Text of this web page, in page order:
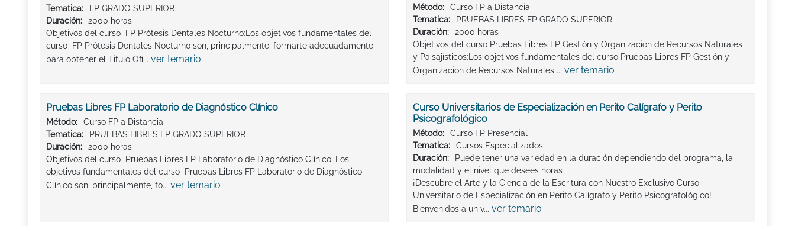
Tematica:
FP GRADO SUPERIOR
Duración:
2000 horas
Objetivos del curso FP Prótesis Dentales Nocturno:Los objetivos fundamentales del
curso FP Prótesis Dentales Nocturno son, principalmente, formarte adecuadamente
para obtener el Titulo Ofi... ver temario
Método:
Curso FP a Distancia
Tematica:
PRUEBAS LIBRES FP GRADO SUPERIOR
Duración:
2000 horas
Objetivos del curso Pruebas Libres FP Gestión y Organización de Recursos Naturales
y Paisajísticos:Los objetivos fundamentales del curso Pruebas Libres FP Gestión y
Organización de Recursos Naturales ... ver temario
Pruebas Libres FP Laboratorio de Diagnóstico Clínico
Método:
Curso FP a Distancia
Tematica:
PRUEBAS LIBRES FP GRADO SUPERIOR
Duración:
2000 horas
Objetivos del curso Pruebas Libres FP Laboratorio de Diagnóstico Clínico: Los
objetivos fundamentales del curso Pruebas Libres FP Laboratorio de Diagnóstico
Clínico son, principalmente, fo... ver temario
Curso Universitarios de Especialización en Perito Calígrafo y Perito
Psicografológico
Método:
Curso FP Presencial
Tematica:
Cursos Especializados
Duración:
Puede tener una variedad en la duración dependiendo del programa, la
modalidad y el nivel que desees horas
¡Descubre el Arte y la Ciencia de la Escritura con Nuestro Exclusivo Curso
Universitario de Especialización en Perito Calígrafo y Perito Psicografológico!
Bienvenidos a un v... ver temario